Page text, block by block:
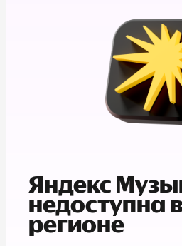
Яндекс
недоступна
регионе